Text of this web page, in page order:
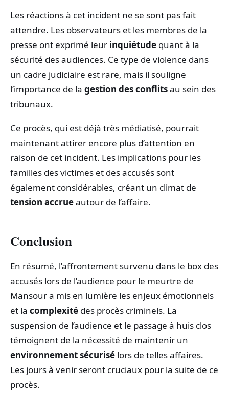
Les réactions à cet incident ne se sont pas fait
attendre. Les observateurs et les membres de la
presse ont exprimé leur inquiétude quant à la
sécurité des audiences. Ce type de violence dans
un cadre judiciaire est rare, mais il souligne
l’importance de la gestion des conflitsau sein des
tribunaux.
Ce procès, qui est déjà très médiatisé, pourrait
maintenant attirer encore plus d’attention en
raison de cet incident. Les implications pour les
familles des victimes et des accusés sont
également considérables, créant un climat de
tension accrueautour de l’affaire.
Conclusion
En résumé, l’affrontement survenu dans le box des
accusés lors de l’audience pour le meurtre de
Mansour a mis en lumière les enjeux émotionnels
et la complexité des procès criminels. La
suspension de l’audience et le passage à huis clos
témoignent de la nécessité de maintenir un
environnement sécurisé lors de telles affaires.
Les jours à venir seront cruciaux pour la suite de ce
procès.